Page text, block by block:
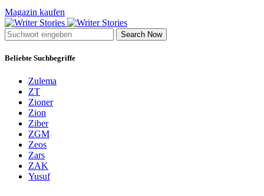
Magazin kaufen
Search Now
Beliebte Suchbegriffe
Zulema
ZT
Zioner
Zion
Ziber
ZGM
Zeos
Zars
ZAK
Yusuf